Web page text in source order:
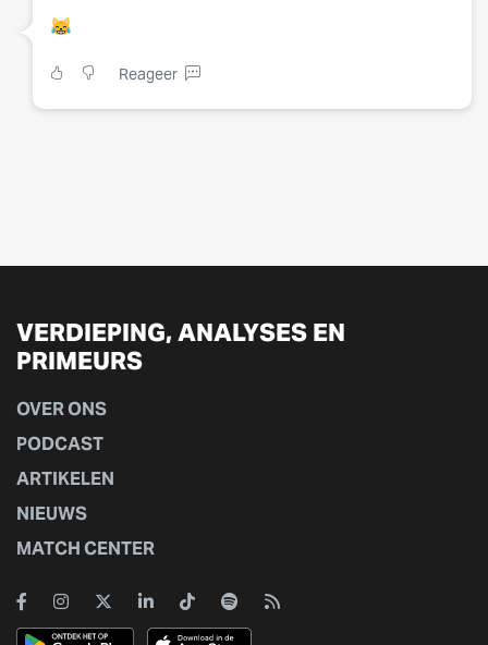
😹
Reageer
VERDIEPING, ANALYSES EN
PRIMEURS
OVER ONS
PODCAST
ARTIKELEN
NIEUWS
MATCH CENTER